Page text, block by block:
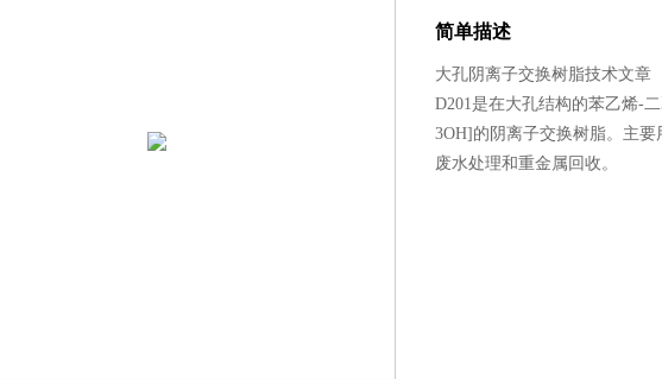
简单描述
大孔阴离子交换树脂技术文章
D201是在大孔结构的苯乙烯-
3OH]的阴离子交换树脂。主
废水处理和重金属回收。